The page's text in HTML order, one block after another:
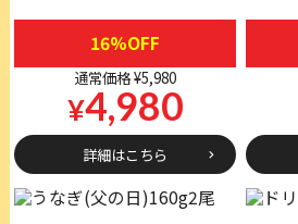
16%OFF
通常価格 ¥5,980
¥4,980
詳細はこちら